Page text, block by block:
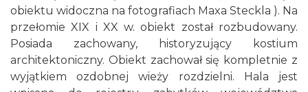
obiektu widoczna na fotografiach Maxa Steckla ). Na
przełomie XIX i XX w. obiekt został rozbudowany.
Posiada zachowany, historyzujący kostium
architektoniczny. Obiekt zachował się kompletnie z
wyjątkiem ozdobnej wieży rozdzielni. Hala jest